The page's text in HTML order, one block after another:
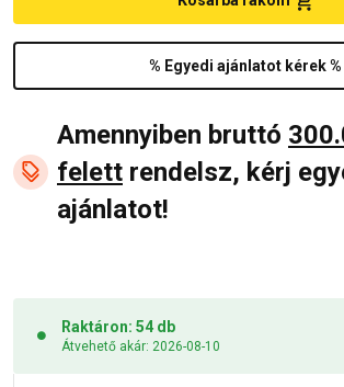
% Egyedi ajánlatot kérek %
Amennyiben bruttó
felett rendelsz, kérj
ajánlatot!
Raktáron: 54 db
Átvehető akár: 2026-08-10